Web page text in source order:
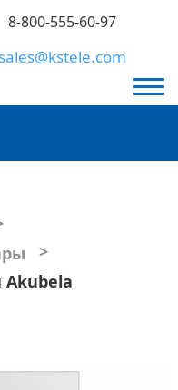
8-800-555-60-97
sales@kstele.com
>